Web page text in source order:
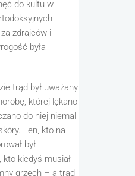
do kultu w
zdrajców i
była
trąd był uważany
której lękano
do niej niemal
Ten, kto na
był
, kto kiedyś musiał
grzech – a trąd